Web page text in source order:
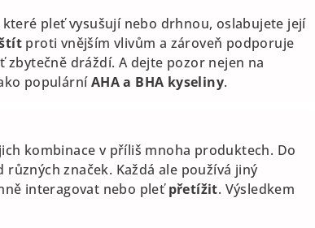
pleť vysušují nebo drhnou, oslabujete její
proti vnějším vlivům a zároveň podporuje
zbytečně dráždí. A dejte pozor nejen na
populárníAHA a BHA kyseliny.
kombinace v příliš mnoha produktech. Do
značek. Každá ale používá jiný
interagovat nebo pleťpřetížit. Výsledkem